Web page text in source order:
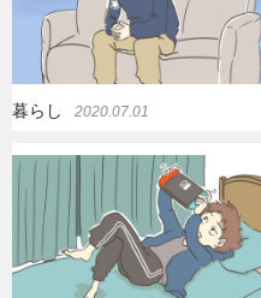
暮らし 2020.07.01